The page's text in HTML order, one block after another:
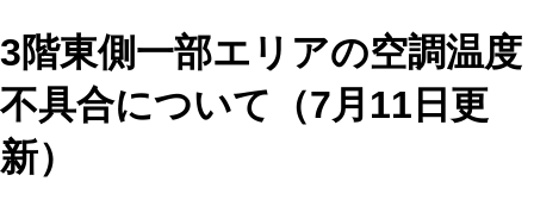
3階東側一部エリアの空調温度
不具合について（7月11日更
新）